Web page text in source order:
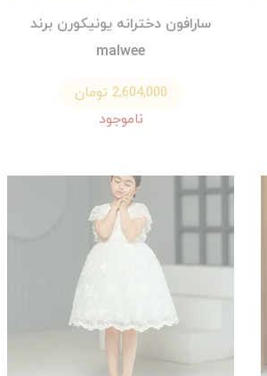
سارافون دخترانه یونیکورن برند
malwee
2,604,000 تومان
ناموجود